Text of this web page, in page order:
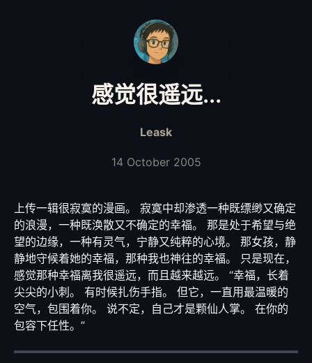
感觉很遥远...
Leask
14 October 2005
上传一辑很寂寞的漫画。 寂寞中却渗透一种既缥缈又确定
的浪漫，一种既涣散又不确定的幸福。 那是处于希望与绝
望的边缘，一种有灵气，宁静又纯粹的心境。 那女孩，静
静地守候着她的幸福，那种我也神往的幸福。 只是现在，
感觉那种幸福离我很遥远，而且越来越远。 “幸福，长着
尖尖的小刺。 有时候扎伤手指。 但它，一直用最温暖的
空气，包围着你。 说不定，自己才是颗仙人掌。 在你的
包容下任性。”